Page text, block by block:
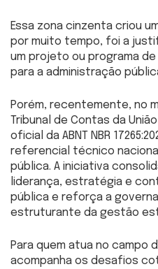
Essa zona cinzenta criou
por muito tempo, foi a
um projeto ou programa
para a administração
Porém, recentemente, no
Tribunal de Contas da
oficial da ABNT NBR
referencial técnico
pública. A iniciativa
liderança, estratégia e
pública e reforça a
estruturante da gestão
Para quem atua no campo
acompanha os desafios